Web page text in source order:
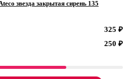
звезда закрытая сирень 135
325 ₽
250 ₽